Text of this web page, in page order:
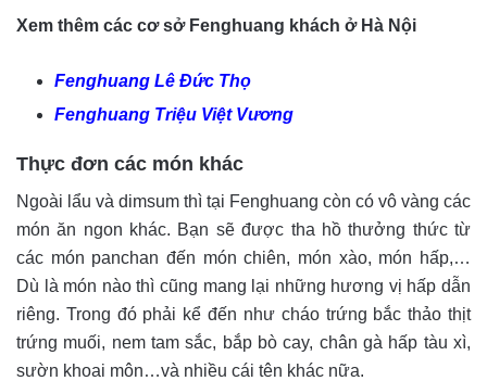
Xem thêm các cơ sở Fenghuang khách ở Hà Nội
Fenghuang Lê Đức Thọ
Fenghuang Triệu Việt Vương
Thực đơn các món khác
Ngoài lẩu và dimsum thì tại Fenghuang còn có vô vàng các
món ăn ngon khác. Bạn sẽ được tha hồ thưởng thức từ
các món panchan đến món chiên, món xào, món hấp,…
Dù là món nào thì cũng mang lại những hương vị hấp dẫn
riêng. Trong đó phải kể đến như cháo trứng bắc thảo thịt
trứng muối, nem tam sắc, bắp bò cay, chân gà hấp tàu xì,
sườn khoai môn…và nhiều cái tên khác nữa.